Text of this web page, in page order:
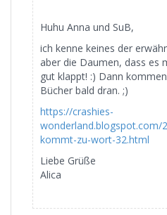
Huhu Anna und SuB,
ich kenne keines der
aber die Daumen, dass es
gut klappt! :) Dann
Bücher bald dran. ;)
https://crashies-
wonderland.blogspot.com/
kommt-zu-wort-32.html
Liebe Grüße
Alica